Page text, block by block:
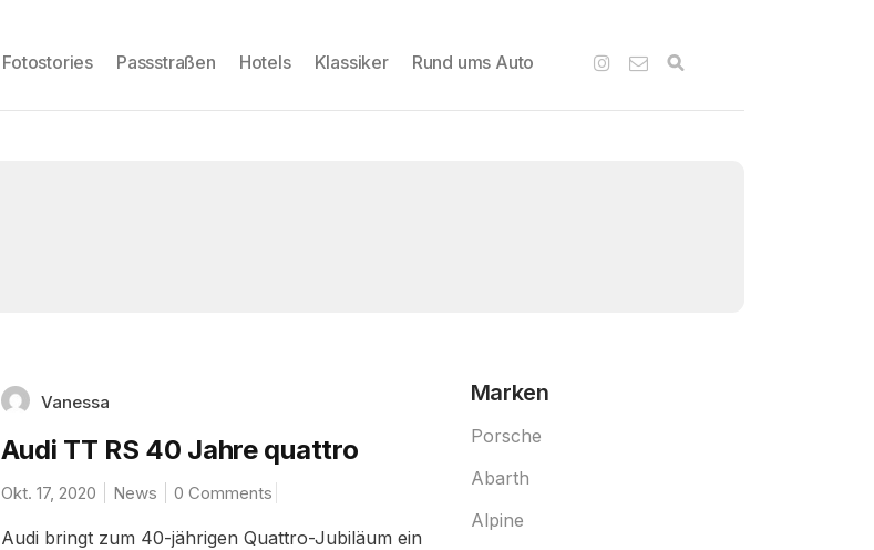
Fotostories Passstraßen Hotels Klassiker Rund ums Auto
Vanessa
Audi TT RS 40 Jahre quattro
Okt. 17, 2020 News 0 Comments
Audi bringt zum 40-jährigen Quattro-Jubiläum ein
Marken
Porsche
Abarth
Alpine